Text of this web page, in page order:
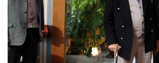
Filmovi
Glumci
Contact